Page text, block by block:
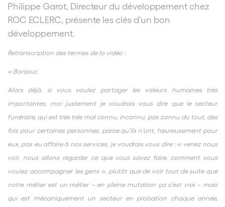
Philippe Garot, Directeur du développement chez
ROC ECLERC, présente les clés d’un bon
développement.
Retranscription des termes de la vidéo :
« Bonjour,
Alors déjà, si vous voulez partager les valeurs humaines très
importantes, moi justement je voudrais vous dire que le secteur
funéraire, qui est très très mal connu, inconnu, pas connu du tout, des
fois pour certaines personnes, parce qu’ils n’ont, heureusement pour
eux, pas eu affaire à nos services, je voudrais vous dire : « venez nous
voir, nous allons regarder ce que vous savez faire, comment vous
voulez accompagner les gens », plutôt que de voir tout de suite que
notre métier est un métier – en pleine mutation ça c’est vrai – mais
qui est mécaniquement un secteur en probation chaque année,